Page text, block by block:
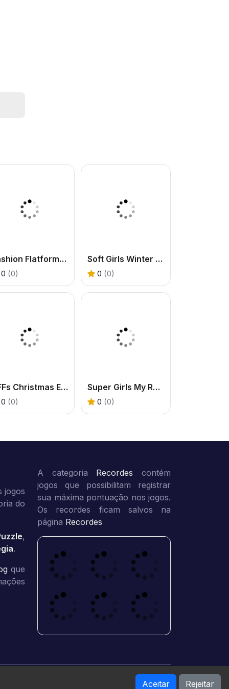
Fashion Flatforms Design
0 (0)
Soft Girls Winter Aesthetics
0 (0)
BFFs Christmas Eve
0 (0)
Super Girls My Rainy Day Outfits
0 (0)
jogos
do
,
.
que
A categoria Recordes contém
jogos que possibilitam registrar
sua máxima pontuação nos jogos.
Os recordes ficam salvos na
página Recordes
Aceitar Rejeitar